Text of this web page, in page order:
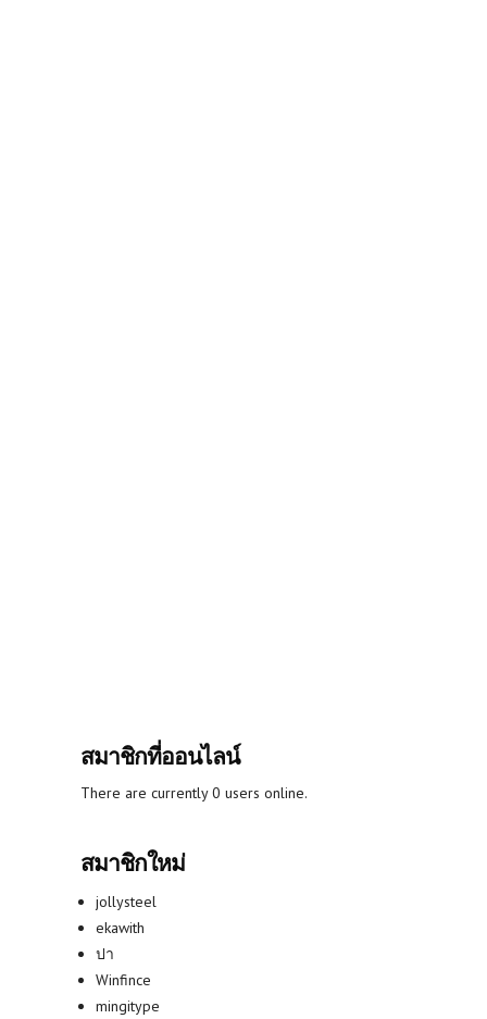
สมาชิกที่ออนไลน์
There are currently 0 users online.
สมาชิกใหม่
jollysteel
ekawith
ปา
Winfince
mingitype